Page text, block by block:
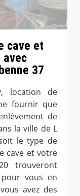
cave et
avec
37
location de
fournir que
de
la ville de L
le type de
cave et votre
trouveront
vous en
avez des